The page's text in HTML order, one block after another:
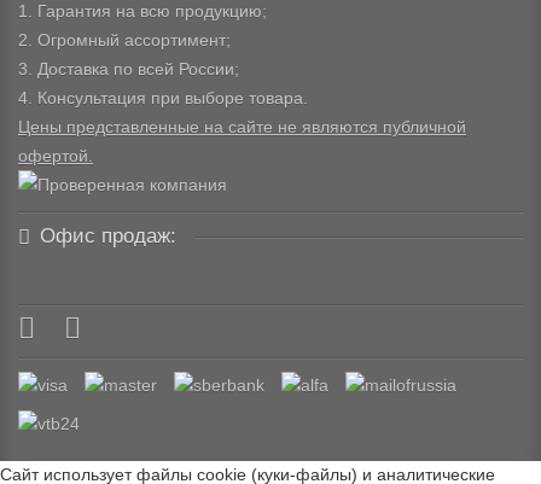
1. Гарантия на всю продукцию;
2. Огромный ассортимент;
3. Доставка по всей России;
4. Консультация при выборе товара.
Цены представленные на сайте не являются публичной
офертой.
Офис продаж:
Сайт использует файлы cookie (куки-файлы) и аналитические